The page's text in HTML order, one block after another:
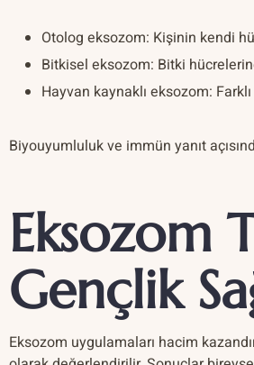
Otolog eksozom: Kişinin kendi
Bitkisel eksozom: Bitki
Hayvan kaynaklı eksozom:
Biyouyumluluk ve immün yanıt
Eksozom
Gençlik
Eksozom uygulamaları hacim